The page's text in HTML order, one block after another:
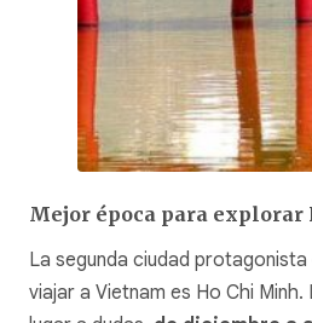
Mejor época para explorar
La segunda ciudad
viajar a Vietnam es Ho Chi